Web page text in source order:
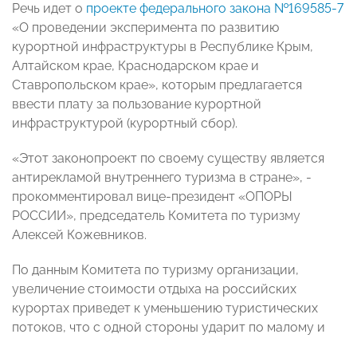
Речь идет о проекте федерального закона №169585-7
«О проведении эксперимента по развитию
курортной инфраструктуры в Республике Крым,
Алтайском крае, Краснодарском крае и
Ставропольском крае», которым предлагается
ввести плату за пользование курортной
инфраструктурой (курортный сбор).
«Этот законопроект по своему существу является
антирекламой внутреннего туризма в стране», -
прокомментировал вице-президент «ОПОРЫ
РОССИИ», председатель Комитета по туризму
Алексей Кожевников.
По данным Комитета по туризму организации,
увеличение стоимости отдыха на российских
курортах приведет к уменьшению туристических
потоков, что с одной стороны ударит по малому и